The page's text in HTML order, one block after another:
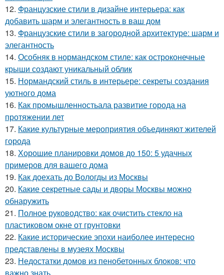
12. Французские стили в дизайне интерьера: как
добавить шарм и элегантность в ваш дом
13. Французские стили в загородной архитектуре: шарм и
элегантность
14. Особняк в нормандском стиле: как остроконечные
крыши создают уникальный облик
15. Нормандский стиль в интерьере: секреты создания
уютного дома
16. Как промышленностьала развитие города на
протяжении лет
17. Какие культурные мероприятия объединяют жителей
города
18. Хорошие планировки домов до 150: 5 удачных
примеров для вашего дома
19. Как доехать до Вологды из Москвы
20. Какие секретные сады и дворы Москвы можно
обнаружить
21. Полное руководство: как очистить стекло на
пластиковом окне от грунтовки
22. Какие исторические эпохи наиболее интересно
представлены в музеях Москвы
23. Недостатки домов из пенобетонных блоков: что